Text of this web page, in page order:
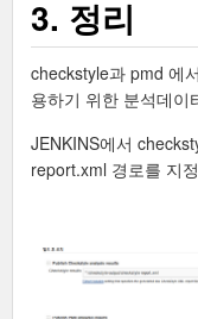
3. 정리
checkstyle과 pmd 에
용하기 위한 분석데이
JENKINS에서
report.xml 경로를 지